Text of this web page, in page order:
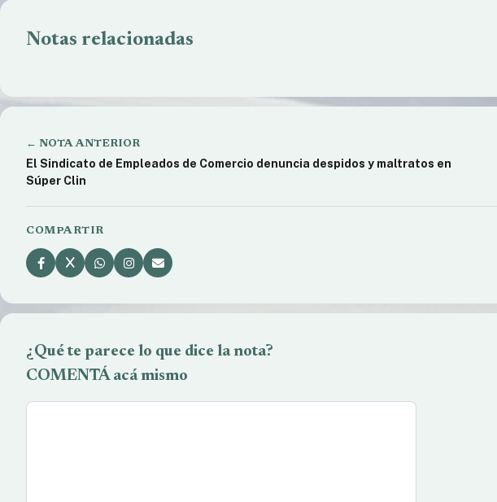
Notas relacionadas
Explosión de Caño Maestro de Gas en
← NOTA ANTERIOR
El Sindicato de Empleados de Comercio denuncia despidos y maltratos en
Súper Clin
COMPARTIR
¿Qué te parece lo que dice la nota?
COMENTÁ acá mismo